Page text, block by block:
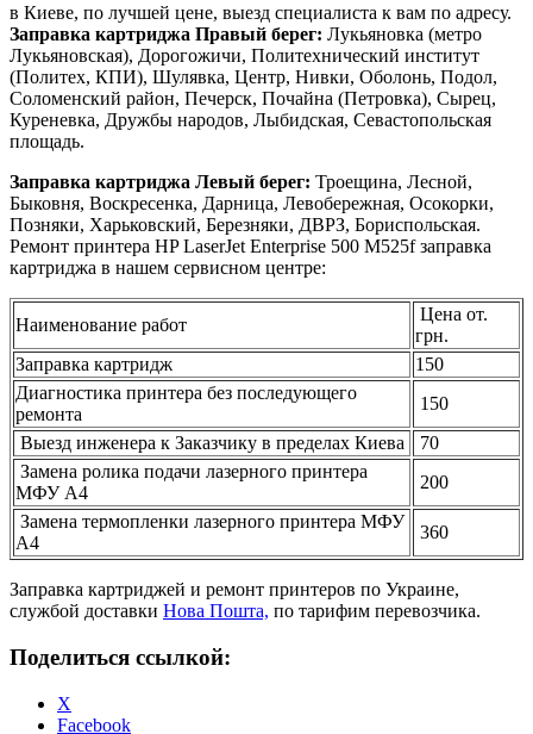
в Киеве, по лучшей цене, выезд специалиста к вам по адресу.
Заправка картриджа Правый берег: Лукьяновка (метро
Лукьяновская), Дорогожичи, Политехнический институт
(Политех, КПИ), Шулявка, Центр, Нивки, Оболонь, Подол,
Соломенский район, Печерск, Почайна (Петровка), Сырец,
Куреневка, Дружбы народов, Лыбидская, Севастопольская
площадь.
Заправка картриджа Левый берег: Троещина, Лесной,
Быковня, Воскресенка, Дарница, Левобережная, Осокорки,
Позняки, Харьковский, Березняки, ДВРЗ, Бориспольская.
Ремонт принтера HP LaserJet Enterprise 500 M525f заправка
картриджа в нашем сервисном центре:
Наименование работ
Цена от.
грн.
Заправка картридж
150
Диагностика принтера без последующего
ремонта
150
Выезд инженера к Заказчику в пределах Киева
70
Замена ролика подачи лазерного принтера
МФУ А4
200
Замена термопленки лазерного принтера МФУ
А4
360
Заправка картриджей и ремонт принтеров по Украине,
службой доставки Нова Пошта, по тарифим перевозчика.
Поделиться ссылкой:
X
Facebook